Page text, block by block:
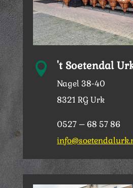
 't Soetendal
Nagel 38-40
8321 RG Urk
0527 – 68 57 86